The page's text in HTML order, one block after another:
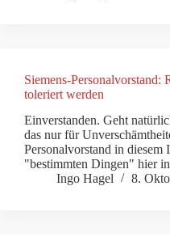
Siemens-Personalvorstand:
toleriert werden
Einverstanden. Geht
das nur für
Personalvorstand in diesem
"bestimmten Dingen" hier
Ingo Hagel
8.